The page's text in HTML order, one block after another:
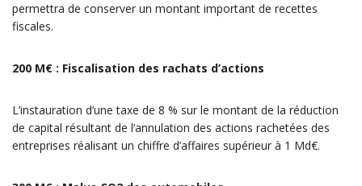
permettra de conserver un montant important de recettes
fiscales.
200 M€ : Fiscalisation des rachats d’actions
L’instauration d’une taxe de 8 % sur le montant de la réduction
de capital résultant de l’annulation des actions rachetées des
entreprises réalisant un chiffre d’affaires supérieur à 1 Md€.